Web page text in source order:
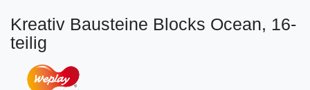
Kreativ Bausteine Blocks Ocean, 16-
teilig